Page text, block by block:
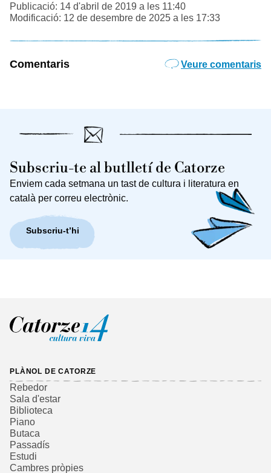
Publicació: 14 d'abril de 2019 a les 11:40
Modificació: 12 de desembre de 2025 a les 17:33
Comentaris Veure comentaris
Subscriu-te al butlletí de Catorze
Enviem cada setmana un tast de cultura i literatura en
català per correu electrònic.
Subscriu-t’hi
PLÀNOL DE CATORZE
Rebedor
Sala d'estar
Biblioteca
Piano
Butaca
Passadís
Estudi
Cambres pròpies